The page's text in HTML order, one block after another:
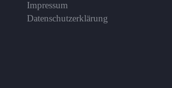
Impressum
Datenschutzerklärung